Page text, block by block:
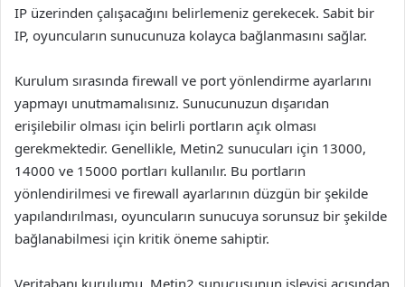
IP üzerinden çalışacağını belirlemeniz gerekecek. Sabit bir
IP, oyuncuların sunucunuza kolayca bağlanmasını sağlar.
Kurulum sırasında firewall ve port yönlendirme ayarlarını
yapmayı unutmamalısınız. Sunucunuzun dışarıdan
erişilebilir olması için belirli portların açık olması
gerekmektedir. Genellikle, Metin2 sunucuları için 13000,
14000 ve 15000 portları kullanılır. Bu portların
yönlendirilmesi ve firewall ayarlarının düzgün bir şekilde
yapılandırılması, oyuncuların sunucuya sorunsuz bir şekilde
bağlanabilmesi için kritik öneme sahiptir.
Veritabanı kurulumu, Metin2 sunucusunun işleyişi açısından